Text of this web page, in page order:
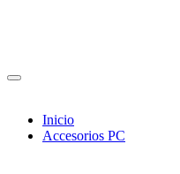
Inicio
Accesorios PC